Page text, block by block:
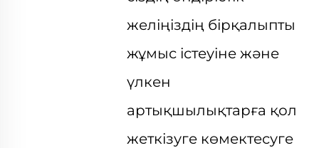
желіңіздің бірқалыпты
жұмыс істеуіне және
үлкен
артықшылықтарға қол
жеткізуге көмектесуге